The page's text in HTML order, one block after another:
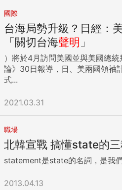
國際
台海局勢升級？日經：
「關切台海聲明 」
）將於4月訪問美國並與美國總
論》30日報導，日、美兩國領袖
式...
2021.03.31
職場
北韓宣戰 搞懂state的
statement是state的名詞，是我
2013.04.13